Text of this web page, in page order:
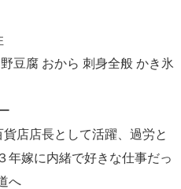
豆腐 おから 刺身全般 かき氷
店店長として活躍、過労と
年嫁に内緒で好きな仕事だっ
へ